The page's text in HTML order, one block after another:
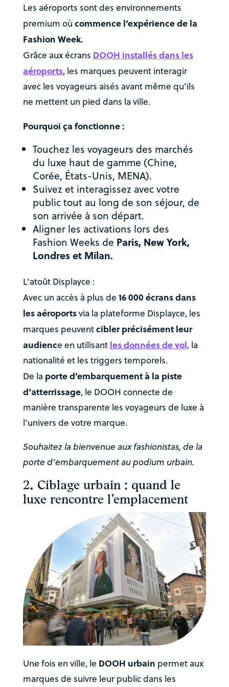
Les aéroports sont des environnements
premium où commence l’expérience de la
Fashion Week.
Grâce aux écrans DOOH installés dans les
aéroports, les marques peuvent interagir
avec les voyageurs aisés avant même qu’ils
ne mettent un pied dans la ville.
Pourquoi ça fonctionne :
Touchez les voyageurs des marchés
du luxe haut de gamme (Chine,
Corée, États-Unis, MENA).
Suivez et interagissez avec votre
public tout au long de son séjour, de
son arrivée à son départ.
Aligner les activations lors des
Fashion Weeks de Paris, New York,
Londres et Milan.
L’atoût Displayce :
Avec un accès à plus de 16 000 écrans dans
les aéroportsvia la plateforme Displayce, les
marques peuventcibler précisément leur
audience en utilisant les données de vol,la
nationalité et les triggers temporels.
De la porte d’embarquement à la piste
d’atterrissage, le DOOH connecte de
manière transparente les voyageurs de luxe à
l’univers de votre marque.
Souhaitez la bienvenue aux fashionistas, de la
porte d’embarquement au podium urbain.
2. Ciblage urbain : quand le
luxe rencontre l’emplacement
Une fois en ville, le DOOH urbain permet aux
marques de suivre leur public dans les